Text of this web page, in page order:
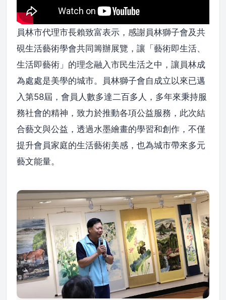
員林市代理市長賴致富表示，感謝員林獅子會及共
硯生活藝術學會共同籌辦展覽，讓「藝術即生活、
生活即藝術」的理念融入市民生活之中，讓員林成
為處處是美學的城市。員林獅子會自成立以來已邁
入第58屆，會員人數多達二百多人，多年來秉持服
務社會的精神，致力於推動各項公益服務，此次結
合藝文與公益，透過水墨繪畫的學習和創作，不僅
提升會員家庭的生活藝術美感，也為城市帶來多元
藝文能量。